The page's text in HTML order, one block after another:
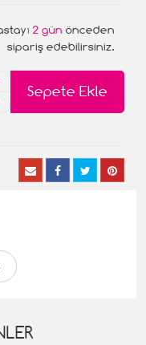
2 gün önceden
sipariş edebilirsiniz.
Sepete Ekle